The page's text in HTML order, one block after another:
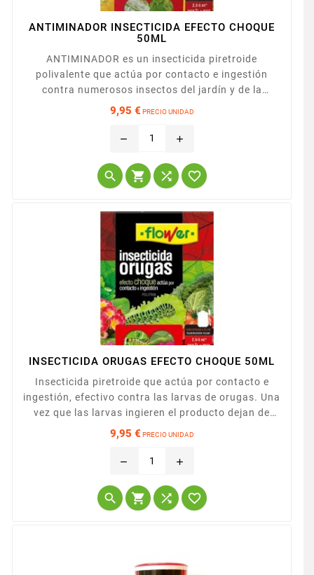
ANTIMINADOR INSECTICIDA EFECTO CHOQUE
50ML
ANTIMINADOR es un insecticida piretroide
polivalente que actúa por contacto e ingestión
contra numerosos insectos del jardín y de la
ml, para hacer 15 litros de mezcla con agua
9,95 € PRECIO UNIDAD
remove add
   
INSECTICIDA ORUGAS EFECTO CHOQUE 50ML
Insecticida piretroide que actúa por contacto e
ingestión, efectivo contra las larvas de orugas. Una
vez que las larvas ingieren el producto dejan de
alimentarse hasta morir. Posee una acción
plantas, especialmente todo tipo de orugas en
en pulverización diluyendo de 2.5 - 5ml de
producto...
9,95 € PRECIO UNIDAD
remove add
   